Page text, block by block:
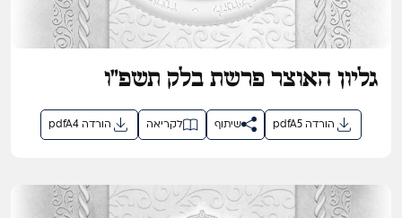
גליון האוצר פרשת בלק תשפ"ו
pdfA4 הורדה לקריאה שיתוף pdfA5 הורדה